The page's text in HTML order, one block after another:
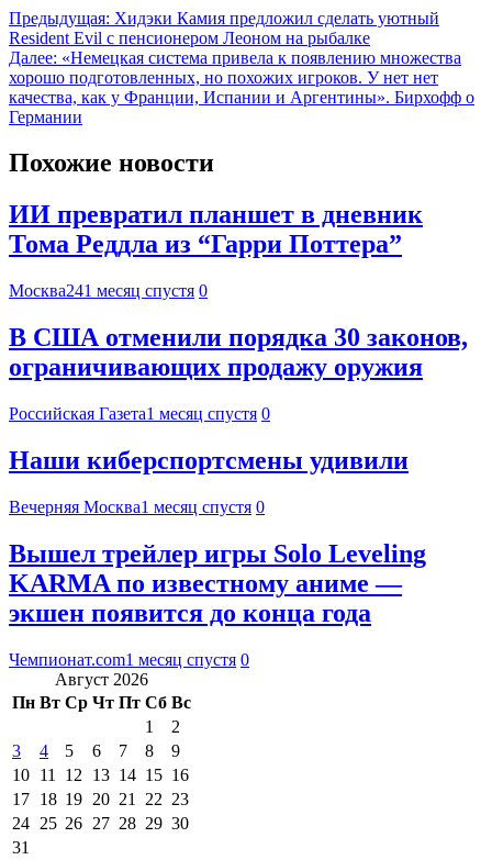
Предыдущая: Хидэки Камия предложил сделать уютный
Resident Evil с пенсионером Леоном на рыбалке
Далее: «Немецкая система привела к появлению множества
хорошо подготовленных, но похожих игроков. У нет нет
качества, как у Франции, Испании и Аргентины». Бирхофф о
Германии
Похожие новости
ИИ превратил планшет в дневник
Тома Реддла из “Гарри Поттера”
Москва241 месяц спустя 0
В США отменили порядка 30 законов,
ограничивающих продажу оружия
Российская Газета1 месяц спустя 0
Наши киберспортсмены удивили
Вечерняя Москва1 месяц спустя 0
Вышел трейлер игры Solo Leveling
KARMA по известному аниме —
экшен появится до конца года
Чемпионат.com1 месяц спустя 0
Август 2026
Пн Вт Ср Чт Пт Сб Вс
1
2
3
4 5 6 7 8
9
10 11 12 13 14 15 16
17 18 19 20 21 22 23
24 25 26 27 28 29 30
31